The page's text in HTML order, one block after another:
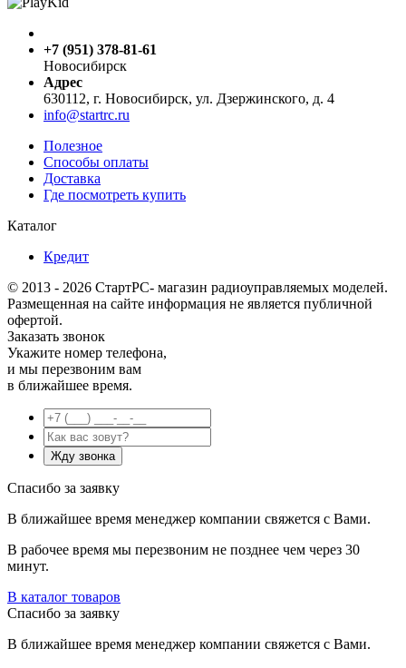
+7 (951) 378-81-61
Новосибирск
Адрес
630112, г. Новосибирск, ул. Дзержинского, д. 4
info@startrc.ru
Полезное
Способы оплаты
Доставка
Где посмотреть купить
Каталог
Кредит
© 2013 - 2026 СтартРС- магазин радиоуправляемых моделей.
Размещенная на сайте информация не является публичной
офертой.
Заказать звонок
Укажите номер телефона,
и мы перезвоним вам
в ближайшее время.
Спасибо за заявку
В ближайшее время менеджер компании свяжется с Вами.
В рабочее время мы перезвоним не позднее чем через 30
минут.
В каталог товаров
Спасибо за заявку
В ближайшее время менеджер компании свяжется с Вами.